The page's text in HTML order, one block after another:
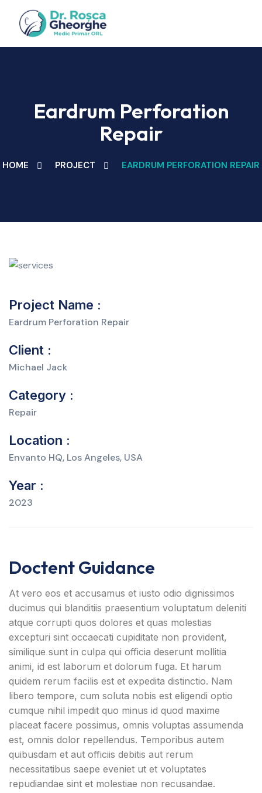
Eardrum Perforation
Repair
HOME PROJECT EARDRUM PERFORATION REPAIR
Project Name :
Eardrum Perforation Repair
Client :
Michael Jack
Category :
Repair
Location :
Envanto HQ, Los Angeles, USA
Year :
2023
Doctent Guidance
At vero eos et accusamus et iusto odio dignissimos
ducimus qui blanditiis praesentium voluptatum deleniti
atque corrupti quos dolores et quas molestias
excepturi sint occaecati cupiditate non provident,
similique sunt in culpa qui officia deserunt mollitia
animi, id est laborum et dolorum fuga. Et harum
quidem rerum facilis est et expedita distinctio. Nam
libero tempore, cum soluta nobis est eligendi optio
cumque nihil impedit quo minus id quod maxime
placeat facere possimus, omnis voluptas assumenda
est, omnis dolor repellendus. Temporibus autem
quibusdam et aut officiis debitis aut rerum
necessitatibus saepe eveniet ut et voluptates
repudiandae sint et molestiae non recusandae.